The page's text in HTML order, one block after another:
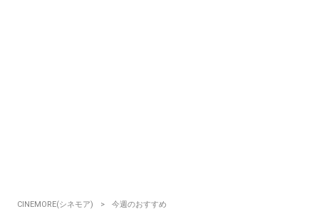
CINEMORE(シネモア)
今週のおすすめ